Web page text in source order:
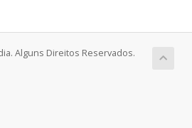
Alguns Direitos Reservados.